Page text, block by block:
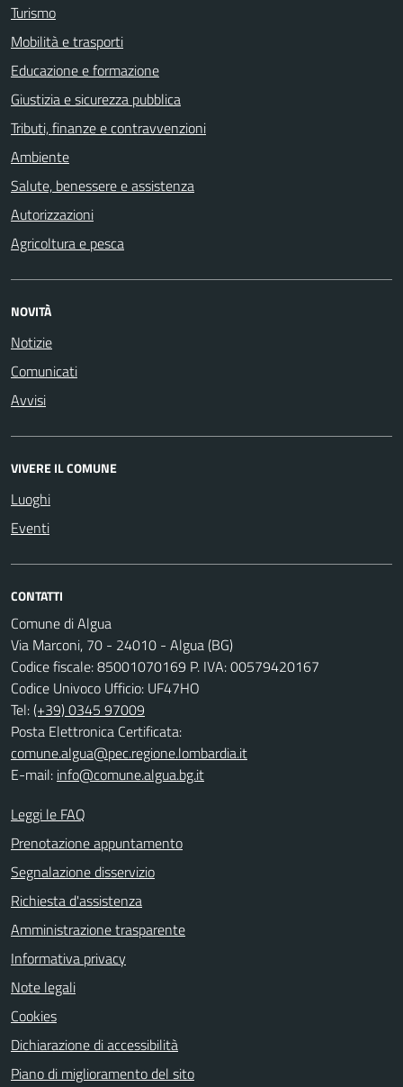
Turismo
Mobilità e trasporti
Educazione e formazione
Giustizia e sicurezza pubblica
Tributi, finanze e contravvenzioni
Ambiente
Salute, benessere e assistenza
Autorizzazioni
Agricoltura e pesca
NOVITÀ
Notizie
Comunicati
Avvisi
VIVERE IL COMUNE
Luoghi
Eventi
CONTATTI
Comune di Algua
Via Marconi, 70 - 24010 - Algua (BG)
Codice fiscale: 85001070169 P. IVA: 00579420167
Codice Univoco Ufficio: UF47HO
Tel:(+39) 0345 97009
Posta Elettronica Certificata:
comune.algua@pec.regione.lombardia.it
E-mail: info@comune.algua.bg.it
Leggi le FAQ
Prenotazione appuntamento
Segnalazione disservizio
Richiesta d'assistenza
Amministrazione trasparente
Informativa privacy
Note legali
Cookies
Dichiarazione di accessibilità
Piano di miglioramento del sito